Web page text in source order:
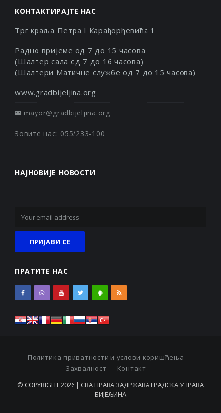
КОНТАКТИРАЈТЕ НАС
Трг краља Петра I Карађорђевића 1
Радно вријеме од 7 до 15 часова
(Шалтер сала од 7 до 16 часова)
(Шалтери Матичне службе од 7 до 15 часова)
www.gradbijeljina.org
mayor@gradbijeljina.org
Зовите нас: 055/233-100
НАЈНОВИЈЕ НОВОСТИ
ПРАТИТЕ НАС
Политика приватности и услови коришћења
Захвалност
Контакт
© COPYRIGHT 2026 | СВА ПРАВА ЗАДРЖАВА ГРАДСКА УПРАВА
БИЈЕЉИНА